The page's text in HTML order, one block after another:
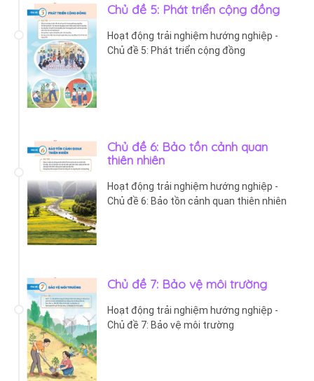
Chủ đề 5: Phát triển cộng đồng
Hoạt động trải nghiệm hướng nghiệp -
Chủ đề 5: Phát triển cộng đồng
Chủ đề 6: Bảo tồn cảnh quan
thiên nhiên
Hoạt động trải nghiệm hướng nghiệp -
Chủ đề 6: Bảo tồn cảnh quan thiên nhiên
Chủ đề 7: Bảo vệ môi trường
Hoạt động trải nghiệm hướng nghiệp -
Chủ đề 7: Bảo vệ môi trường